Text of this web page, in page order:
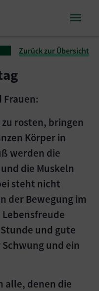
Zurück zur Übersicht
Frauen:
rosten, bringen
Körper in
werden die
die Muskeln
steht nicht
der Bewegung im
und gute
und ein
alle, denen die